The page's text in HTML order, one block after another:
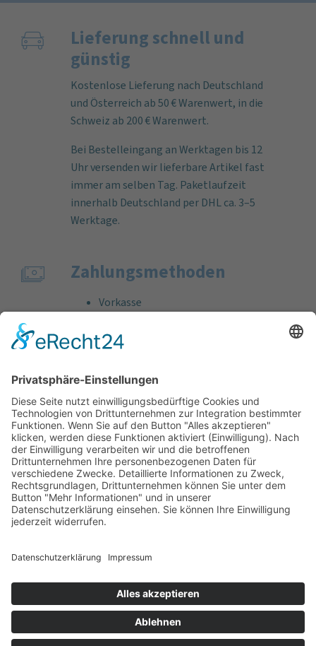
Lieferung schnell und
günstig
Kostenlose Lieferung nach Deutschland
und Österreich ab 50 € Warenwert, in die
Schweiz ab 200 € Warenwert.
Bei Bestelleingang an Werktagen bis 12
Uhr versenden wir lieferbare Artikel fast
immer am selben Tag. Paketlaufzeit
innerhalb Deutschland per DHL ca. 3–5
Werktage.
Zahlungs­methoden
Vorkasse
Bankeinzug
Kreditkarte (VISA & MasterCard)
Support
Kostenlose Beratung vor und nach dem
Kauf!
Qualität